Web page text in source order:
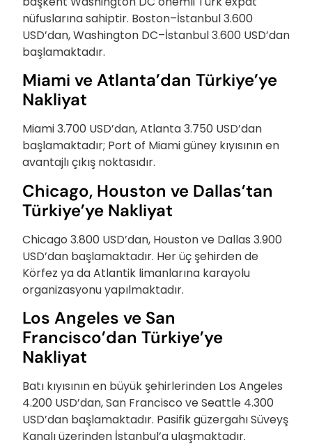
nüfuslarına sahiptir. Boston–İstanbul 3.600
USD’dan, Washington DC–İstanbul 3.600 USD’dan
başlamaktadır.
Miami ve Atlanta’dan Türkiye’ye
Nakliyat
Miami 3.700 USD’dan, Atlanta 3.750 USD’dan
başlamaktadır; Port of Miami güney kıyısının en
avantajlı çıkış noktasıdır.
Chicago, Houston ve Dallas’tan
Türkiye’ye Nakliyat
Chicago 3.800 USD’dan, Houston ve Dallas 3.900
USD’dan başlamaktadır. Her üç şehirden de
Körfez ya da Atlantik limanlarına karayolu
organizasyonu yapılmaktadır.
Los Angeles ve San
Francisco’dan Türkiye’ye
Nakliyat
Batı kıyısının en büyük şehirlerinden Los Angeles
4.200 USD’dan, San Francisco ve Seattle 4.300
USD’dan başlamaktadır. Pasifik güzergahı Süveyş
Kanalı üzerinden İstanbul’a ulaşmaktadır.